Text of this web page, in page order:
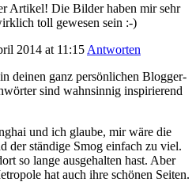
Artikel! Die Bilder haben mir sehr
toll gewesen sein :-)
2014 at 11:15 Antworten
deinen ganz persönlichen Blogger-
sind wahnsinnig inspirierend
und ich glaube, mir wäre die
der ständige Smog einfach zu viel.
so lange ausgehalten hast. Aber
hat auch ihre schönen Seiten.